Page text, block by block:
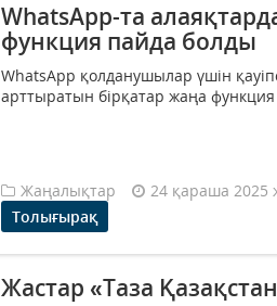
WhatsApp-та
функция пайда болды
WhatsApp қолданушылар үшін
арттыратын бірқатар жаңа
Жаңалықтар 24 қараша 2025
Толығырақ
Жастар «Таза